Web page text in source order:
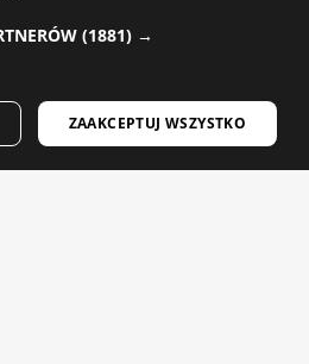
Zarejestruj się, aby otrzymywać
GERMAN
(1881) →
ZAAKCEPTUJ WSZYSTKO